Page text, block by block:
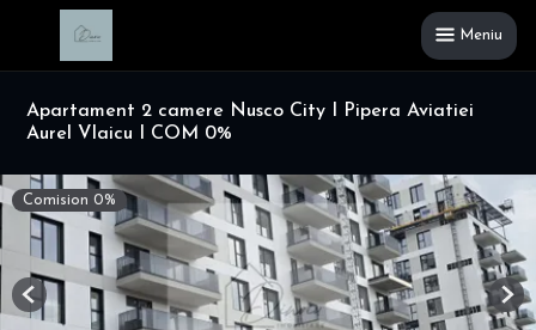
Meniu
Apartament 2 camere Nusco City I Pipera Aviatiei
Aurel Vlaicu I COM 0%
Comision 0%
Previous